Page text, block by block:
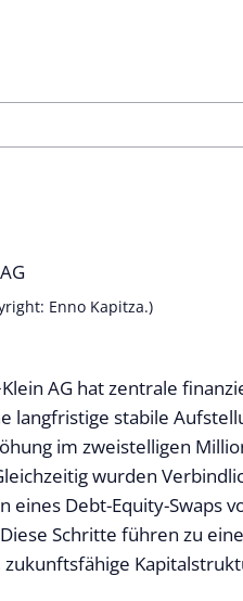
Enno Kapitza.)
AG hat zentrale
langfristige stabile
im zweistelligen
wurden
eines Debt-Equity-Swaps
Schritte führen zu
zukunftsfähige